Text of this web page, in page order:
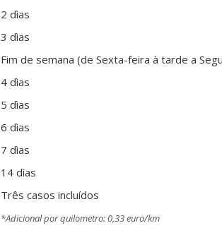
2 dìas
3 dìas
Fim de semana (de Sexta-feira à tarde a
4 dìas
5 dìas
6 dìas
7 dìas
14 dìas
Três casos incluídos
*Adicional por quilometro: 0,33 euro/km